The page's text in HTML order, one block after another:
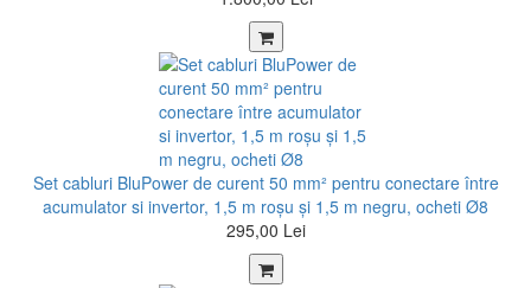
Set cabluri BluPower de curent 50 mm² pentru conectare între
acumulator si invertor, 1,5 m roșu şi 1,5 m negru, ocheti Ø8
295,00 Lei